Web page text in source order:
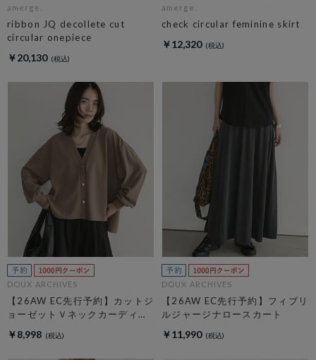
amerge.
ribbon JQ decollete cut
circular onepiece
￥20,130
amerge.
check circular feminine skirt
￥12,320
DOUX ARCHIVES
【26AW EC先行予約】カットジ
ョーゼットＶネックカーディガ
￥8,998
DOUX ARCHIVES
【26AW EC先行予約】フィブリ
ルジャージナロースカート
￥11,990